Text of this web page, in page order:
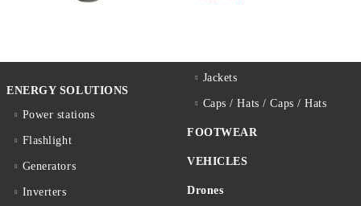
ENERGY SOLUTIONS
Power stations
Flashlight
Generators
Inverters
Jackets
Caps / Hats / Caps / Hats
FOOTWEAR
VEHICLES
Drones